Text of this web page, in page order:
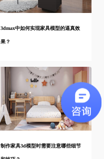
3dmax中如何实现家具模型的逼真效
果？
制作家具3d模型时需要注意哪些细节